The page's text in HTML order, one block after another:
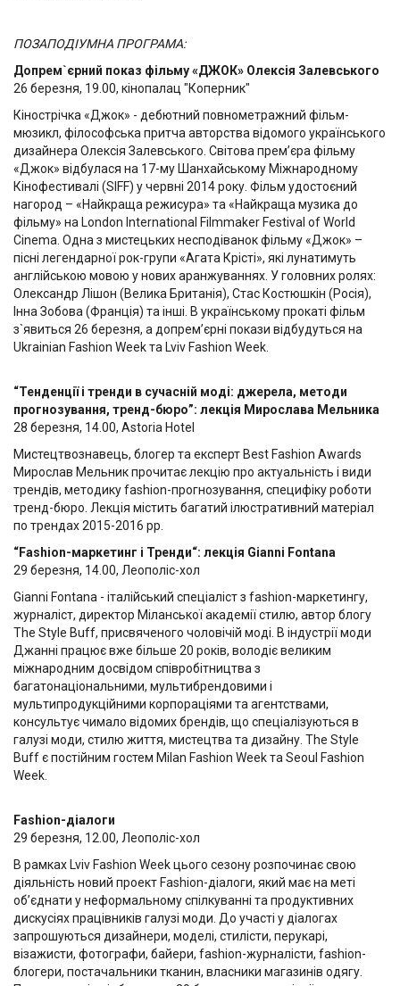
ПОЗАПОДІУМНА ПРОГРАМА:
Допрем`єрний показ фільму «ДЖОК» Олексія Залевського
26 березня, 19.00, кінопалац "Коперник"
Кінострічка «Джок» - дебютний повнометражний фільм-
мюзикл, філософська притча авторства відомого українського
дизайнера Олексія Залевського. Світова прем’єра фільму
«Джок» відбулася на 17-му Шанхайському Міжнародному
Кінофестивалі (SIFF) у червні 2014 року. Фільм удостоєний
нагород – «Найкраща режисура» та «Найкраща музика до
фільму» на London International Filmmaker Festival of World
Cinema. Одна з мистецьких несподіванок фільму «Джок» –
пісні легендарної рок-групи «Агата Крісті», які лунатимуть
англійською мовою у нових аранжуваннях. У головних ролях:
Олександр Лішон (Велика Британія), Стас Костюшкін (Росія),
Інна Зобова (Франція) та інші. В українському прокаті фільм
з`явиться 26 березня, а допрем’єрні покази відбудуться на
Ukrainian Fashion Week та Lviv Fashion Week.
“Тенденції і тренди в сучасній моді: джерела, методи
прогнозування, тренд-бюро”: лекція Мирослава Мельника
28 березня, 14.00, Astoria Hotel
Мистецтвознавець, блогер та експерт Best Fashion Awards
Мирослав Мельник прочитає лекцію про актуальність і види
трендів, методику fashion-прогнозування, специфіку роботи
тренд-бюро. Лекція містить багатий ілюстративний матеріал
по трендах 2015-2016 рр.
“Fashion-маркетинг і Тренди“: лекція Gianni Fontana
29 березня, 14.00, Леополіс-хол
Gianni Fontana - італійський спеціаліст з fashion-маркетингу,
журналіст, директор Міланської академії стилю, автор блогу
The Style Buff, присвяченого чоловічій моді. В індустрії моди
Джанні працює вже більше 20 років, володіє великим
міжнародним досвідом співробітництва з
багатонаціональними, мультибрендовими і
мультипродукційними корпораціями та агентствами,
консультує чимало відомих брендів, що спеціалізуються в
галузі моди, стилю життя, мистецтва та дизайну. The Style
Buff є постійним гостем Milan Fashion Week та Seoul Fashion
Week.
Fashion-діалоги
29 березня, 12.00, Леополіс-хол
В рамках Lviv Fashion Week цього сезону розпочинає свою
діяльність новий проект Fashion-діалоги, який має на меті
об’єднати у неформальному спілкуванні та продуктивних
дискусіях працівників галузі моди. До участі у діалогах
запрошуються дизайнери, моделі, стилісти, перукарі,
візажисти, фотографи, байери, fashion-журналісти, fashion-
блогери, постачальники тканин, власники магазинів одягу.